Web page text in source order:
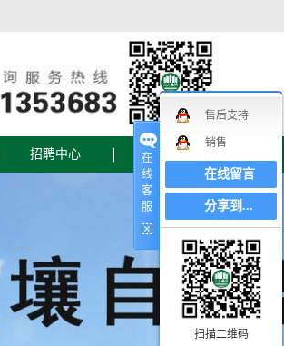
招聘中心 联系我们
联系我们
在线地图
在线留言
在
线
客
服
售后支持
销售
在线留言
分享到...
扫描二维码